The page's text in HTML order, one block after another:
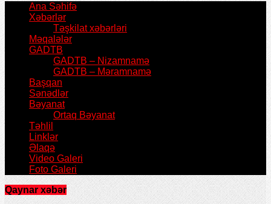
Ana Səhifə
Xəbərlər
Təşkilat xəbərləri
Məqalələr
GADTB
GADTB – Nizamnamə
GADTB – Məramnamə
Başqan
Sənədlər
Bəyanat
Ortaq Bəyanat
Təhlil
Linklər
Əlaqə
Video Galeri
Foto Galeri
Qaynar xəbər